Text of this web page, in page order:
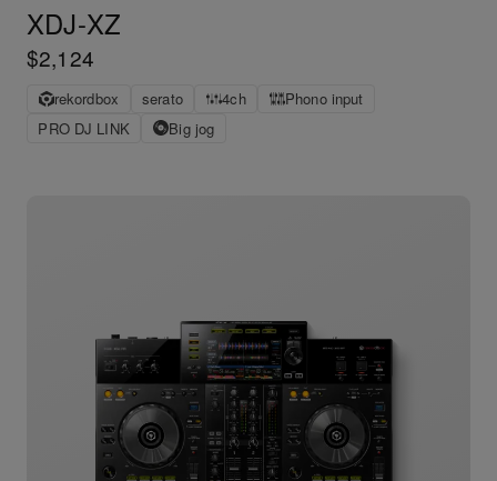
XDJ-XZ
$2,124
rekordbox serato 4ch
Phono input
PRO DJ LINK
Big jog